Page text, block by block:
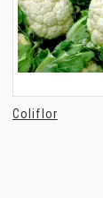
Coliflor